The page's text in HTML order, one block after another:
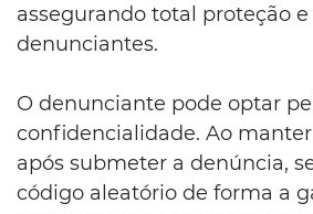
assegurando total proteção
denunciantes.
O denunciante pode optar
confidencialidade. Ao
após submeter a denúncia,
código aleatório de forma a